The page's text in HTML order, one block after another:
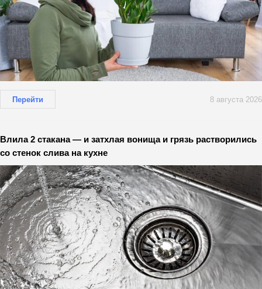
Перейти 8 августа 2026
Влила 2 стакана — и затхлая вонища и грязь растворились
со стенок слива на кухне